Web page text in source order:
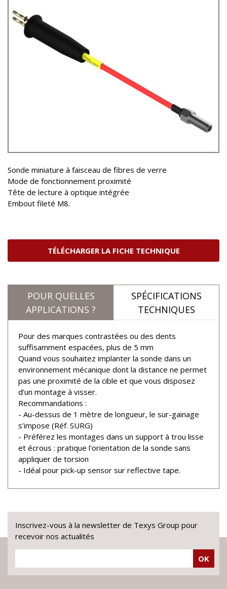
Sonde miniature à faisceau de fibres de verre
Mode de fonctionnement proximité
Tête de lecture à optique intégrée
Embout fileté M8.
TÉLÉCHARGER LA FICHE TECHNIQUE
POUR QUELLES
APPLICATIONS ?
SPÉCIFICATIONS
TECHNIQUES
Pour des marques contrastées ou des dents
suffisamment espacées, plus de 5 mm
Quand vous souhaitez implanter la sonde dans un
environnement mécanique dont la distance ne permet
pas une proximité de la cible et que vous disposez
d’un montage à visser.
Recommandations :
- Au-dessus de 1 mètre de longueur, le sur-gainage
s’impose (Réf. SURG)
- Préférez les montages dans un support à trou lisse
et écrous : pratique l'orientation de la sonde sans
appliquer de torsion
- Idéal pour pick-up sensor sur reflective tape.
Inscrivez-vous à la newsletter de Texys Group pour
recevoir nos actualités
OK